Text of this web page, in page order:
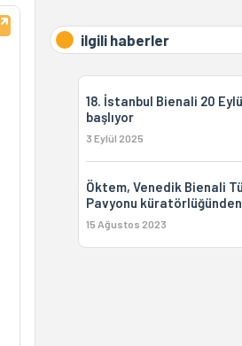
ilgili haberler
18. İstanbul Bienali 20
başlıyor
3 Eylül 2025
Öktem, Venedik Bienali
Pavyonu küratörlüğünden
15 Ağustos 2023